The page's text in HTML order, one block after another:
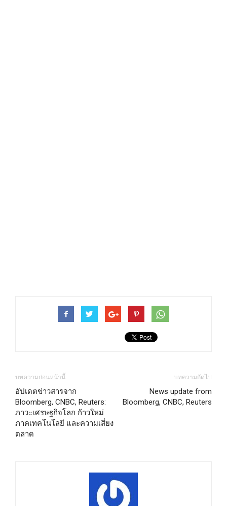
บทความก่อนหน้านี้
อัปเดตข่าวสารจาก
Bloomberg, CNBC, Reuters:
ภาวะเศรษฐกิจโลก ก้าวใหม่
ภาคเทคโนโลยี และความเสี่ยง
ตลาด
บทความถัดไป
News update from
Bloomberg, CNBC, Reuters